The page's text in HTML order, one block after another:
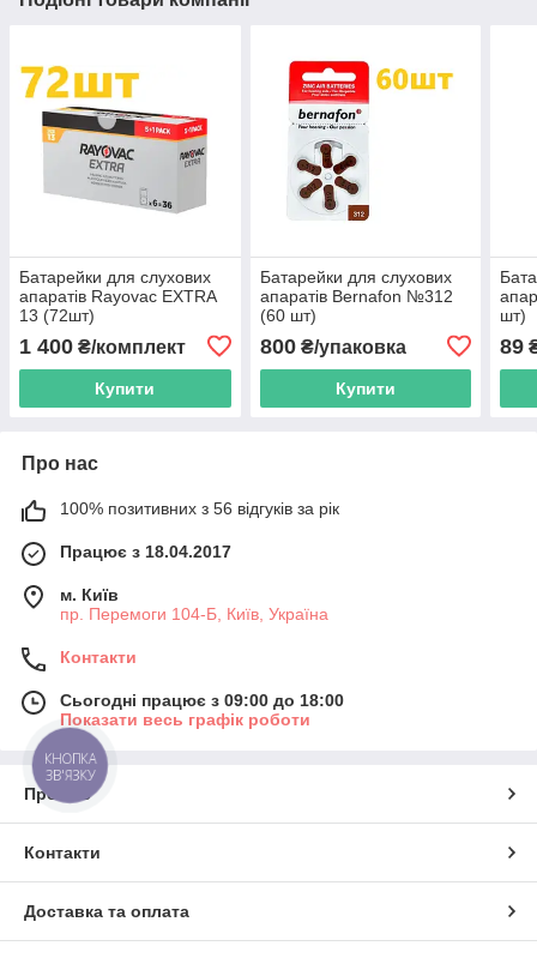
Батарейки для слухових
апаратів Rayovac EXTRA
13 (72шт)
1 400 ₴/комплект
Купити
Батарейки для слухових
апаратів Bernafon №312
(60 шт)
800₴/упаковка
Купити
шт)
89
Про нас
100% позитивних з 56 відгуків за рік
Працює з 18.04.2017
м. Київ
пр. Перемоги 104-Б, Київ, Україна
Контакти
Сьогодні працює з 09:00 до 18:00
Показати весь графік роботи
Про нас
Контакти
Доставка та оплата
КНОПКА
ЗВ'ЯЗКУ